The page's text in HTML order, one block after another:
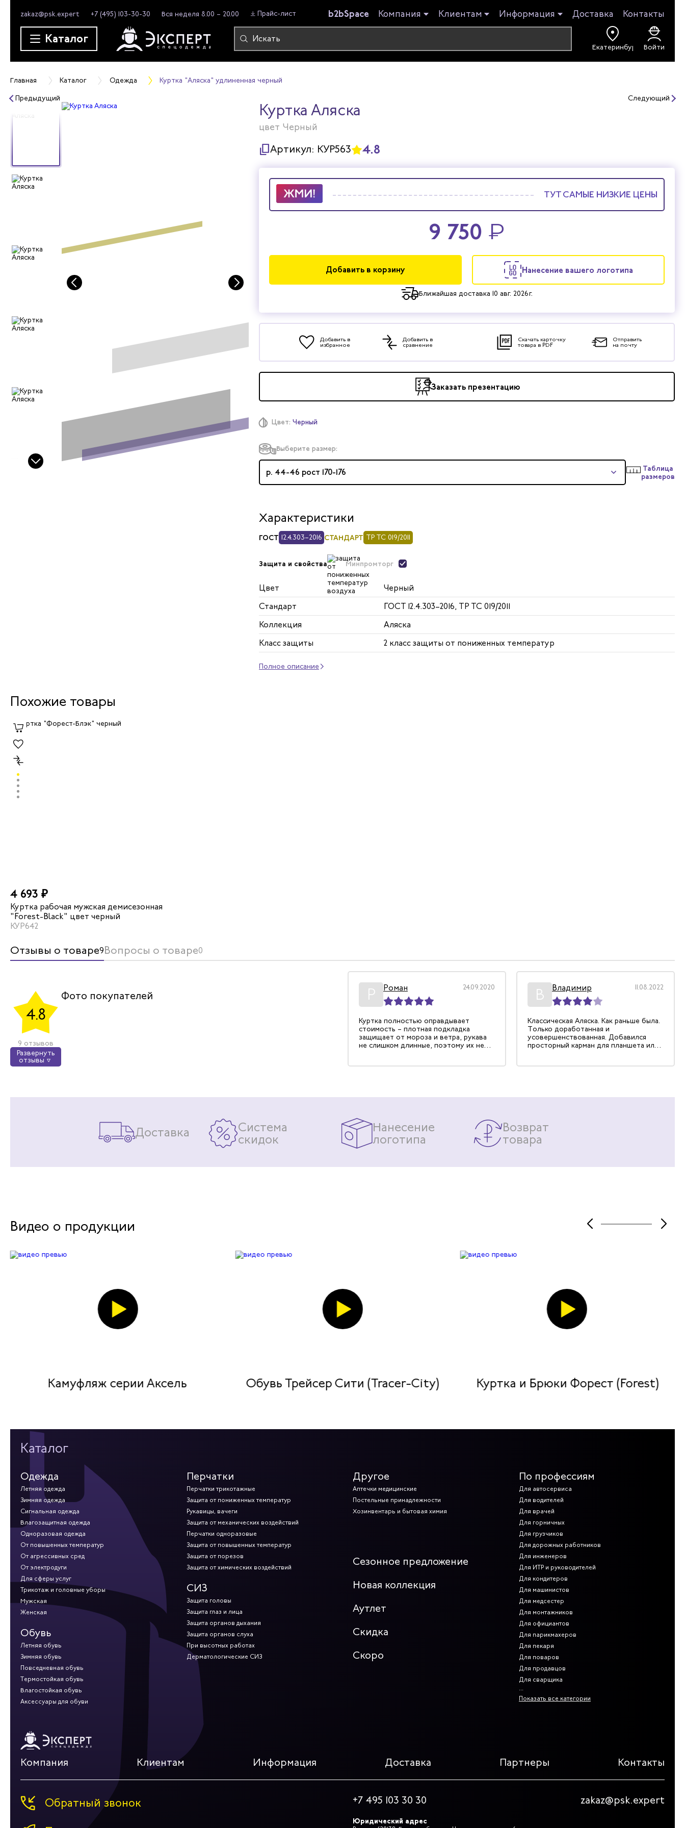
zakaz@psk.expert +7 (495) 103-30-30 Вся неделя 8.00 – 20.00 Прайс-лист b2bSpace Компания Клиентам Информация Доставка Контакты
Каталог
Войти
Главная Каталог Одежда
Куртка "Аляска" удлиненная черный
Предыдущий
Куртка Аляска
цвет Черный
Артикул: КУР563 4.8
Цвет: Черный
Выберите размер:
р. 44-46 рост 170-176
Таблица
размеров
Характеристики
ГОСТ 12.4.303–2016 СТАНДАРТ ТР ТС 019/2011
Защита и свойства Минпромторг
Цвет
Черный
Стандарт
ГОСТ 12.4.303–2016, ТР ТС 019/2011
Коллекция
Аляска
Класс защиты
2 класс защиты от пониженных температур
Полное описание
ТУТ САМЫЕ НИЗКИЕ ЦЕНЫ
9 750 ₽
Добавить в корзину
Ближайшая доставка 10 авг. 2026 г.
Нанесение вашего логотипа
Добавить в
избранное
Добавить в
сравнение
Скачать карточку
товара в PDF
Отправить
на почту
Заказать презентацию
Следующий
Похожие товары
4 693 ₽
Куртка рабочая мужская демисезонная
"Forest-Black" цвет черный
КУР642
Отзывы о товаре9Вопросы о товаре0
4.8
9 отзывов
Развернуть
отзывы
Фото покупателей Р Роман 24.09.2020
Куртка полностью оправдывает
стоимость – плотная подкладка
защищает от мороза и ветра, рукава
не слишком длинные, поэтому их не
нижние что-то сложить. Кстати, во
внутренних карманах я часто ношу
документы (здесь также спокойно
помещается формат А4). Куртку легко
индивидуально.
В Владимир 11.08.2022
Классическая Аляска. Как раньше была.
Только доработанная и
усовершенствованная. Добавился
просторный карман для планшета или
Доставка Система
скидок
Нанесение
логотипа
Возврат
товара
Видео о продукции
Камуфляж серии Аксель Обувь Трейсер Сити (Tracer-City) Куртка и Брюки Форест (Forest)
Каталог
Одежда
Летняя одежда
Зимняя одежда
Сигнальная одежда
Влагозащитная одежда
Одноразовая одежда
От повышенных температур
От агрессивных сред
От электродуги
Для сферы услуг
Трикотаж и головные уборы
Мужская
Женская
Обувь
Летняя обувь
Зимняя обувь
Повседневная обувь
Термостойкая обувь
Влагостойкая обувь
Аксессуары для обуви
Перчатки
Перчатки трикотажные
Защита от пониженных температур
Рукавицы, вачеги
Защита от механических воздействий
Перчатки одноразовые
Защита от повышенных температур
Защита от порезов
Защита от химических воздействий
СИЗ
Защита головы
Защита глаз и лица
Защита органов дыхания
Защита органов слуха
При высотных работах
Дерматологические СИЗ
Другое
Аптечки медицинские
Постельные принадлежности
Хозинвентарь и бытовая химия
Сезонное предложение
Новая коллекция
Аутлет
Скидка
Скоро
По профессиям
Для автосервиса
Для водителей
Для врачей
Для горничных
Для грузчиков
Для дорожных работников
Для инженеров
Для ИТР и руководителей
Для кондитеров
Для машинистов
Для медсестер
Для монтажников
Для официантов
Для парикмахеров
Для пекаря
Для поваров
Для продавцов
Для сварщика
Показать все категории
Компания Клиентам Информация Доставка Партнеры Контакты
Обратный звонок
+7 495 103 30 30 zakaz@psk.expert
Юридический адрес